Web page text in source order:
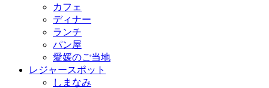
カフェ
ディナー
ランチ
パン屋
愛媛のご当地
レジャースポット
しまなみ